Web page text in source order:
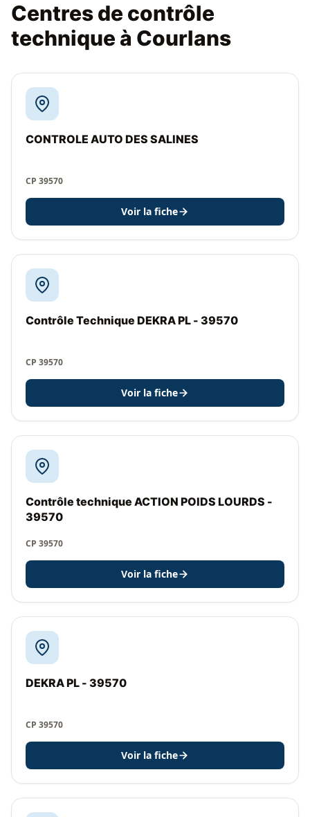
Centres de contrôle
technique à Courlans
CONTROLE AUTO DES SALINES
CP 39570
Voir la fiche
Contrôle Technique DEKRA PL - 39570
CP 39570
Voir la fiche
Contrôle technique ACTION POIDS LOURDS -
39570
CP 39570
Voir la fiche
DEKRA PL - 39570
CP 39570
Voir la fiche